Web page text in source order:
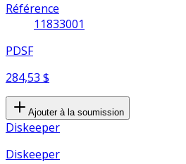
Référence
11833001
PDSF
284,53 $
Ajouter à la soumission
Diskeeper
Diskeeper